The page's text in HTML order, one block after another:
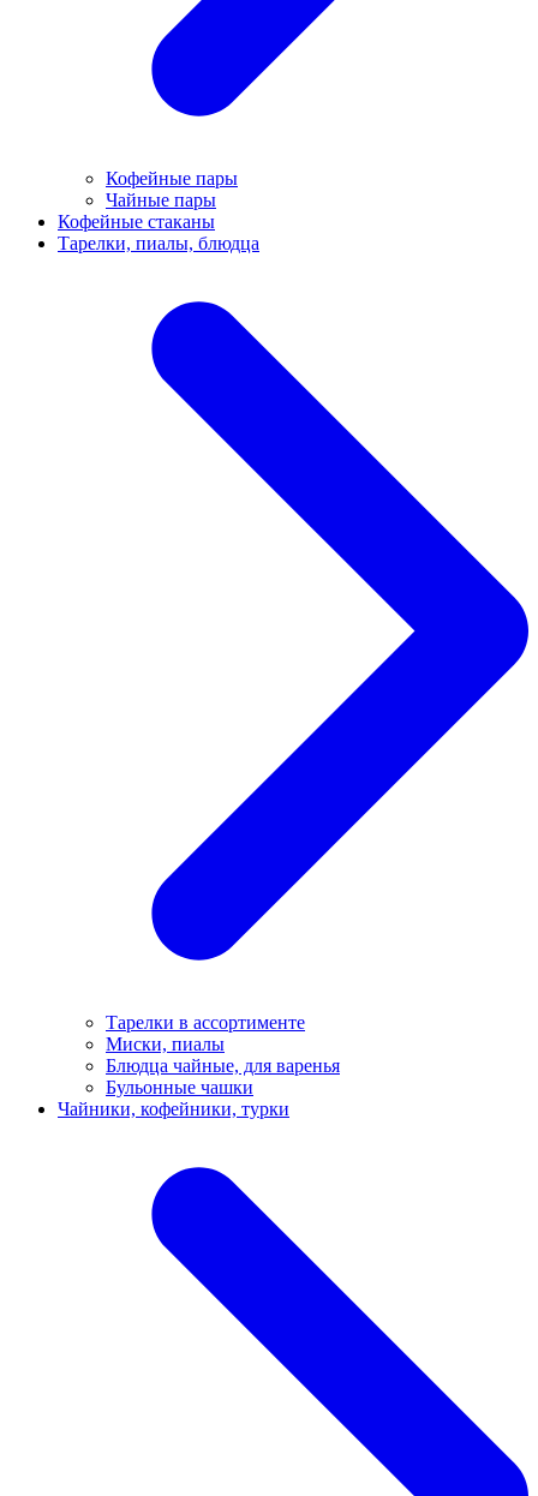
Кофейные пары
Чайные пары
Кофейные стаканы
Тарелки, пиалы, блюдца
Тарелки в ассортименте
Миски, пиалы
Блюдца чайные, для варенья
Бульонные чашки
Чайники, кофейники, турки